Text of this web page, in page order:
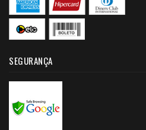
SEGURANÇA